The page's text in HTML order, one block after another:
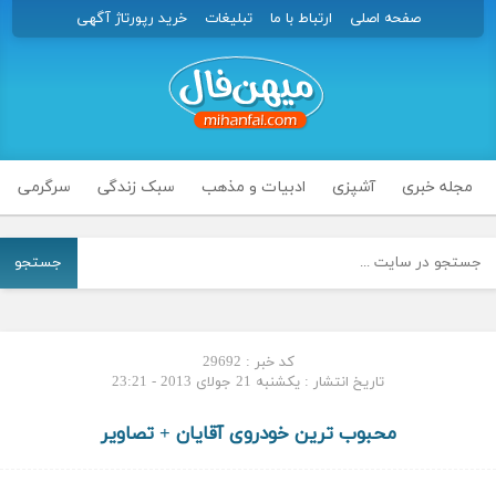
صفحه اصلی ارتباط با ما تبلیغات خرید رپورتاژ آگهی
مجله خبری آشپزی ادبیات و مذهب سبک زندگی سرگرمی
جستجو
کد خبر : 29692
تاریخ انتشار : یکشنبه 21 جولای 2013 - 23:21
محبوب ترین خودروی آقایان + تصاویر